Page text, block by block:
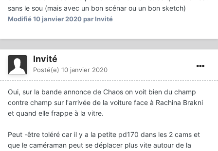
sans le sou (mais avec un bon scénar ou un bon sketch)
Modifié10 janvier 2020par Invité
Invité
Posté(e) 10 janvier 2020
Oui, sur la bande annonce de Chaos on voit bien du champ
contre champ sur l'arrivée de la voiture face à Rachina Brakni
et quand elle frappe à la vitre.
Peut -être toléré car il y a la petite pd170 dans les 2 cams et
que le caméraman peut se déplacer plus vite autour de la